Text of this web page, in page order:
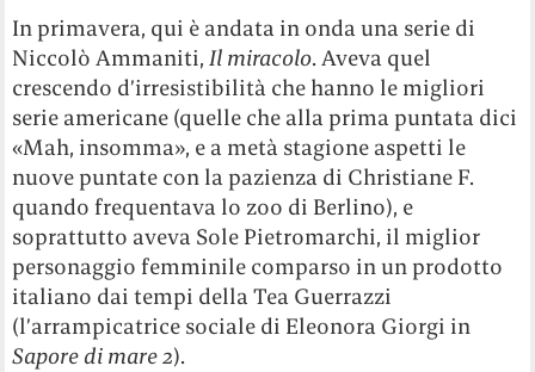
In primavera, qui è andata in onda una serie di
Niccolò Ammaniti,Il miracolo. Aveva quel
crescendo d’irresistibilità che hanno le migliori
serie americane (quelle che alla prima puntata dici
«Mah, insomma», e a metà stagione aspetti le
nuove puntate con la pazienza di Christiane F.
quando frequentava lo zoo di Berlino), e
soprattutto aveva Sole Pietromarchi, il miglior
personaggio femminile comparso in un prodotto
italiano dai tempi della Tea Guerrazzi
(l’arrampicatrice sociale di Eleonora Giorgi in
Sapore di mare 2).